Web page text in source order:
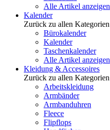
Alle Artikel anzeigen
Kalender
Zurück zu allen Kategorien
Bürokalender
Kalender
Taschenkalender
Alle Artikel anzeigen
Kleidung & Accessoires
Zurück zu allen Kategorien
Arbeitskleidung
Armbänder
Armbanduhren
Fleece
Flipflops